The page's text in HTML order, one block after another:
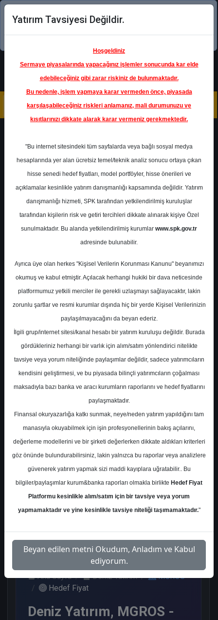
Şimdi uygulamayı indirin!
MGROS- MİGROS TİCARET A.Ş.
Hedef Fiyat 951.00 ₺
Getiri
%0.00
0 0
En Yüksek Tahmin
Ortalama Fiyat Tahmini
Ortalama Getiri Potansiyeli
Kurum Sayısı
11
8 3
Ana Sayfa Deniz Yatırım
MGROS
Hedef Fiyat
Deniz Yatırım, MGROS -
Yatırım Tavsiyesi Değildir.
Hoşgeldiniz
Sermaye piyasalarında yapacağınız işlemler sonucunda kar elde
edebileceğiniz gibi zarar riskiniz de bulunmaktadır.
Bu nedenle, işlem yapmaya karar vermeden önce, piyasada
karşılaşabileceğiniz riskleri anlamanız, mali durumunuzu ve
kısıtlarınızı dikkate alarak karar vermeniz gerekmektedir.
"Bu internet sitesindeki tüm sayfalarda veya bağlı sosyal medya
hesaplarında yer alan ücretsiz temel/teknik analiz sonucu ortaya çıkan
hisse senedi hedef fiyatları, model portföyler, hisse önerileri ve
açıklamalar kesinlikle yatırım danışmanlığı kapsamında değildir. Yatırım
danışmanlığı hizmeti, SPK tarafından yetkilendirilmiş kuruluşlar
tarafından kişilerin risk ve getiri tercihleri dikkate alınarak kişiye Özel
sunulmaktadır. Bu alanda yetkilendirilmiş kurumlar www.spk.gov.tr
adresinde bulunabilir.
Ayrıca üye olan herkes "Kişisel Verilerin Korunması Kanunu" beyanımızı
okumuş ve kabul etmiştir. Açılacak herhangi hukiki bir dava neticesinde
platformumuz yetkili merciler ile gerekli uzlaşmayı sağlayacaktır, lakin
zorunlu şartlar ve resmi kurumlar dışında hiç bir yerde Kişisel Verilerinizin
paylaşılmayacağını da beyan ederiz.
İlgili grup/internet sitesi/kanal hesabı bir yatırım kuruluşu değildir. Burada
gördükleriniz herhangi bir varlık için alım/satım yönlendirici nitelikte
tavsiye veya yorum niteliğinde paylaşımlar değildir, sadece yatırımcıların
kendisini geliştirmesi, ve bu piyasada bilinçli yatırımcıların çoğalması
maksadıyla bazı banka ve aracı kurumların raporlarını ve hedef fiyatlarını
paylaşmaktadır.
Finansal okuryazarlığa katkı sunmak, neye/neden yatırım yapıldığını tam
manasıyla okuyabilmek için işin profesyonellerinin bakış açılarını,
değerleme modellerini ve bir şirketi değerlerken dikkate aldıkları kriterleri
göz önünde bulundurabilirsiniz, lakin yalnızca bu raporlar veya analizlere
güvenerek yatırım yapmak sizi maddi kayıplara uğratabilir.. Bu
bilgiler/paylaşımlar kurum&banka raporları olmakla birlikte Hedef Fiyat
Platformu kesinlikle alım/satım için bir tavsiye veya yorum
yapmamaktadır ve yine kesinlikle tavsiye niteliği taşımamaktadır."
Beyan edilen metni Okudum, Anladım ve Kabul
ediyorum.